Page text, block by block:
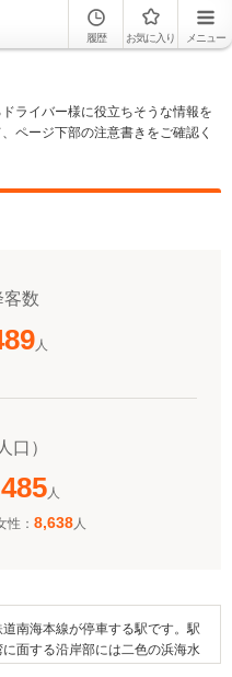
履歴 お気に入り メニュー
ライバー様に役立ちそうな情報を
ページ下部の注意書きをご確認く
客数
人
口）
人
性： 8,638人
南海本線が停車する駅です。駅
面する沿岸部には二色の浜海水